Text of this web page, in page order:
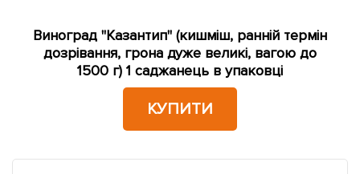
Виноград "Казантип" (кишміш, ранній термін
дозрівання, грона дуже великі, вагою до
1500 г) 1 саджанець в упаковці
КУПИТИ